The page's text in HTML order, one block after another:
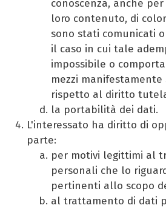
conoscenza, anche
loro contenuto, di
sono stati comunicati
il caso in cui tale
impossibile o
mezzi
rispetto al diritto
la portabilità dei dati.
L'interessato ha diritto di
parte:
per motivi legittimi al
personali che lo
pertinenti allo scopo
al trattamento di dati